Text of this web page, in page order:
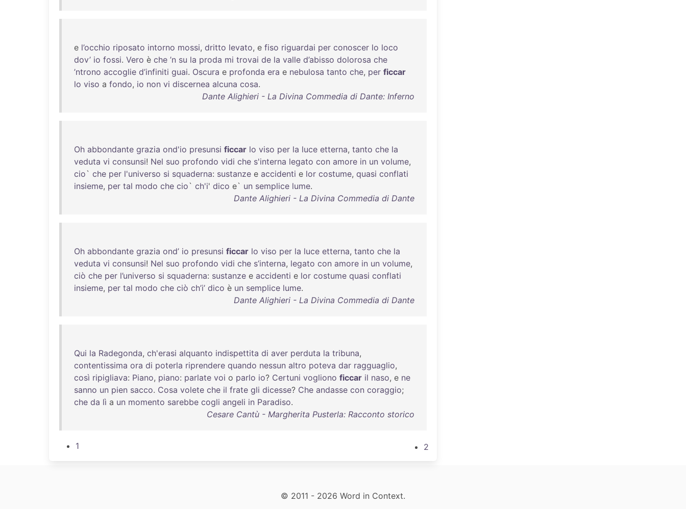
e l’occhio riposato intorno mossi, dritto levato, e fiso riguardai per conoscer lo loco
dov’ io fossi. Vero è che ’n su la proda mi trovai de la valle d’abisso dolorosa che
’ntrono accoglie d’infiniti guai. Oscura e profonda era e nebulosa tanto che, per ficcar
lo viso a fondo, io non vi discernea alcuna cosa.
Dante Alighieri - La Divina Commedia di Dante: Inferno
Oh abbondante grazia ond'io presunsi ficcar lo viso per la luce etterna, tanto che la
veduta vi consunsi! Nel suo profondo vidi che s'interna legato con amore in un volume,
cio` che per l'universo si squaderna: sustanze e accidenti e lor costume, quasi conflati
insieme, per tal modo che cio` ch'i' dico e` un semplice lume.
Dante Alighieri - La Divina Commedia di Dante
Oh abbondante grazia ond’ io presunsi ficcar lo viso per la luce etterna, tanto che la
veduta vi consunsi! Nel suo profondo vidi che s’interna, legato con amore in un volume,
ciò che per l’universo si squaderna: sustanze e accidenti e lor costume quasi conflati
insieme, per tal modo che ciò ch’i’ dico è un semplice lume.
Dante Alighieri - La Divina Commedia di Dante
Qui la Radegonda, ch'erasi alquanto indispettita di aver perduta la tribuna,
contentissima ora di poterla riprendere quando nessun altro poteva dar ragguaglio,
così ripigliava: Piano, piano: parlate voi o parlo io? Certuni vogliono ficcar il naso, e ne
sanno un pien sacco. Cosa volete che il frate gli dicesse? Che andasse con coraggio;
che da lì a un momento sarebbe cogli angeli in Paradiso.
Cesare Cantù - Margherita Pusterla: Racconto storico
1 2
© 2011 - 2026 Word in Context.